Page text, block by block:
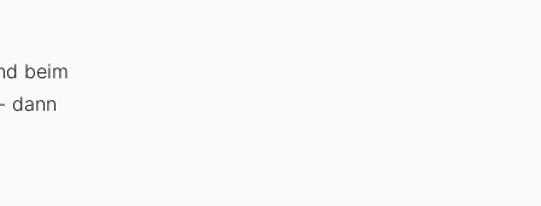
beim
dann